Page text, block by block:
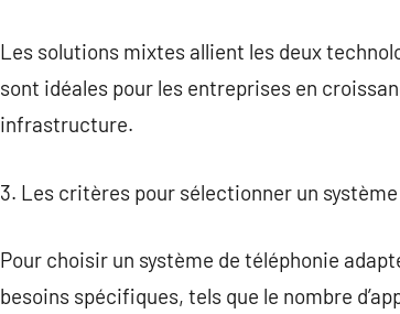
Les solutions mixtes allient les deux
sont idéales pour les entreprises en
infrastructure.
3. Les critères pour sélectionner un
Pour choisir un système de téléphonie
besoins spécifiques, tels que le nombre